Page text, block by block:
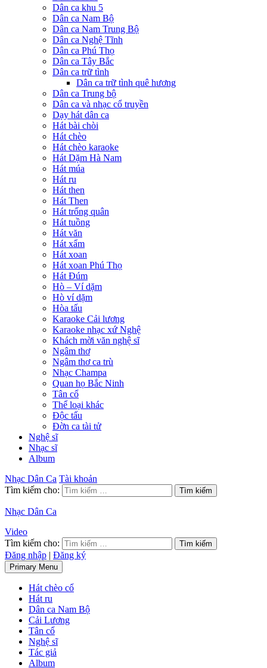
Dân ca khu 5
Dân ca Nam Bộ
Dân ca Nam Trung Bộ
Dân ca Nghệ Tĩnh
Dân ca Phú Thọ
Dân ca Tây Bắc
Dân ca trữ tình
Dân ca trữ tình quê hương
Dân ca Trung bộ
Dân ca và nhạc cổ truyền
Dạy hát dân ca
Hát bài chòi
Hát chèo
Hát chèo karaoke
Hát Dặm Hà Nam
Hát múa
Hát ru
Hát then
Hát Then
Hát trống quân
Hát tuồng
Hát văn
Hát xẩm
Hát xoan
Hát xoan Phú Thọ
Hát Đúm
Hò – Ví dặm
Hò ví dặm
Hòa tấu
Karaoke Cải lương
Karaoke nhạc xứ Nghệ
Khách mời văn nghệ sĩ
Ngâm thơ
Ngâm thơ ca trù
Nhạc Champa
Quan họ Bắc Ninh
Tân cổ
Thể loại khác
Độc tấu
Đờn ca tài tử
Nghệ sĩ
Nhạc sĩ
Album
Nhạc Dân Ca Tài khoản
Tìm kiếm cho:
Nhạc Dân Ca
Video
Tìm kiếm cho:
Đăng nhập | Đăng ký
Primary Menu
Hát chèo cổ
Hát ru
Dân ca Nam Bộ
Cải Lương
Tân cổ
Nghệ sĩ
Tác giả
Album